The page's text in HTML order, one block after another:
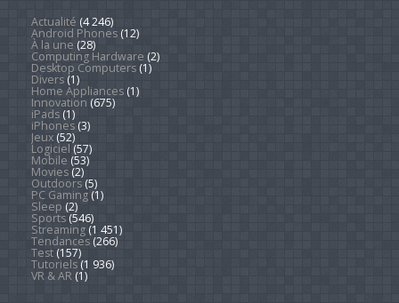
Actualité (4 246)
Android Phones(12)
À la une (28)
Computing Hardware (2)
Desktop Computers(1)
Divers(1)
Home Appliances(1)
Innovation (675)
iPads(1)
iPhones(3)
Jeux(52)
Logiciel (57)
Mobile (53)
Movies(2)
Outdoors(5)
PC Gaming(1)
Sleep (2)
Sports(546)
Streaming(1 451)
Tendances(266)
Test(157)
Tutoriels(1 936)
VR & AR(1)